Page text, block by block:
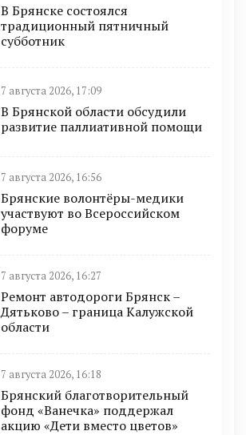
В Брянске состоялся
традиционный пятничный
субботник
7 августа 2026, 17:09
В Брянской области обсудили
развитие паллиативной помощи
7 августа 2026, 16:56
Брянские волонтёры-медики
участвуют во Всероссийском
форуме
7 августа 2026, 16:27
Ремонт автодороги Брянск –
Дятьково – граница Калужской
области
7 августа 2026, 16:18
Брянский благотворительный
фонд «Ванечка» поддержал
акцию «Дети вместо цветов»